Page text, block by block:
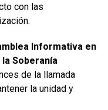
con las
Informativa en
Soberanía
de la llamada
la unidad y